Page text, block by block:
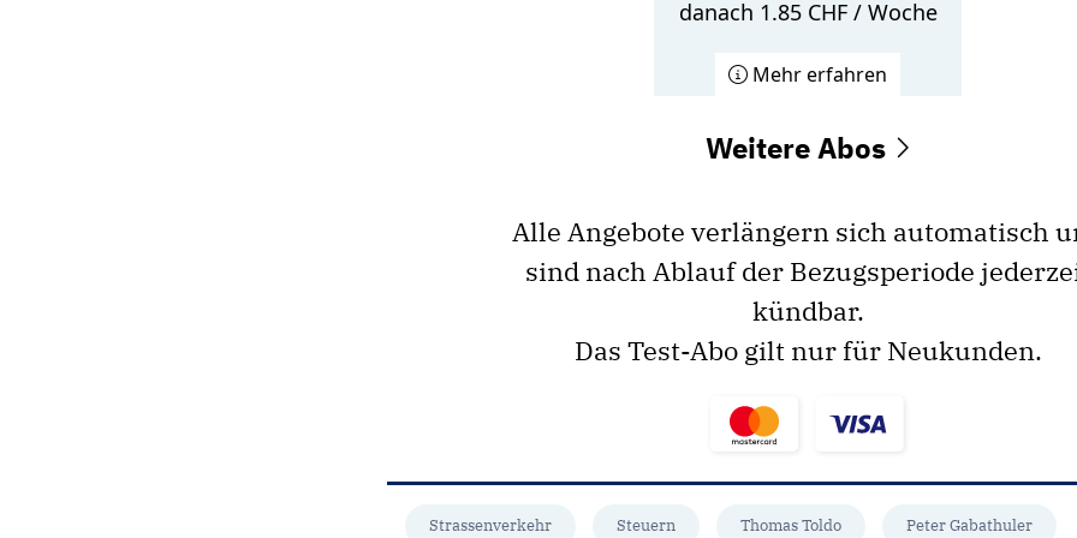
danach 1.85 CHF / Woche
Mehr erfahren
Weitere Abos
Alle Angebote verlängern sich automatisch
sind nach Ablauf der Bezugsperiode
kündbar.
Das Test-Abo gilt nur für Neukunden.
Strassenverkehr Steuern Thomas Toldo Peter Gabathuler